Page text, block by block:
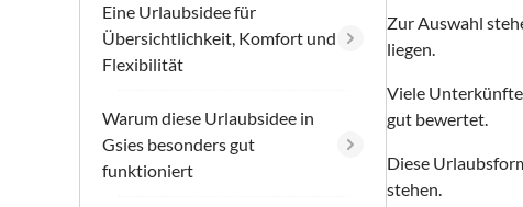
Eine Urlaubsidee für
Übersichtlichkeit, Komfort und
Flexibilität
Warum diese Urlaubsidee in
Gsies besonders gut
funktioniert
Zur Auswahl
liegen.
Viele
gut bewertet.
Diese
stehen.